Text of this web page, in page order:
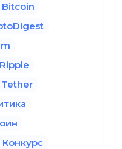
Bitcoin
Ripple
Tether
Конкурс